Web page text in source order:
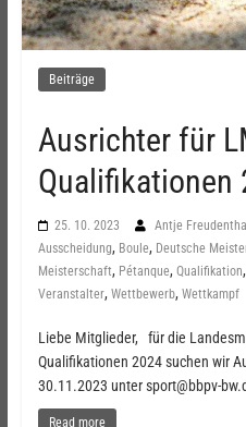
Beiträge
Ausrichter für
Qualifikationen
25. 10. 2023 Antje Freudenthal
Ausscheidung, Boule, Deutsche
Meisterschaft, Pétanque, Qualifikation,
Veranstalter, Wettbewerb, Wettkampf
Liebe Mitglieder, für die
Qualifikationen 2024 suchen wir
30.11.2023 unter sport@bbpv-
Read more